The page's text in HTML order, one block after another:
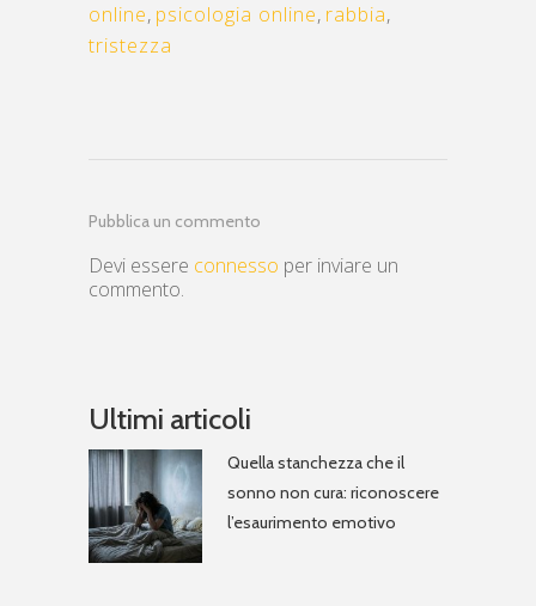
online, psicologia online, rabbia,
tristezza
Pubblica un commento
Devi essere connesso per inviare un
commento.
Ultimi articoli
Quella stanchezza che il
sonno non cura: riconoscere
l’esaurimento emotivo